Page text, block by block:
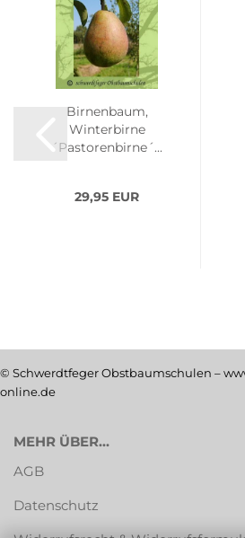
Birnenbaum,
Winterbirne
´Pastorenbirne´...
29,95 EUR
© Schwerdtfeger Obstbaumschulen –
online.de
MEHR ÜBER...
AGB
Datenschutz